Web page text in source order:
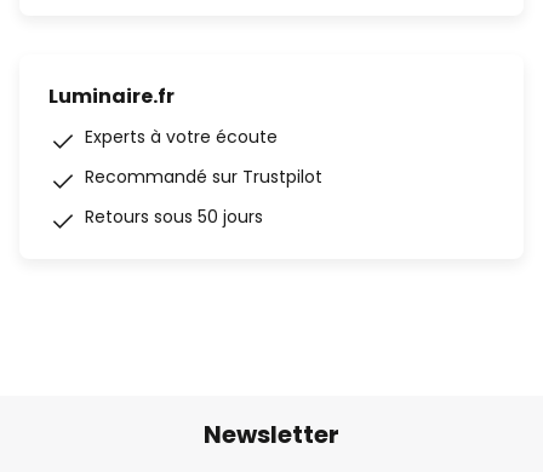
Luminaire.fr
Experts à votre écoute
Recommandé sur Trustpilot
Retours sous 50 jours
Newsletter